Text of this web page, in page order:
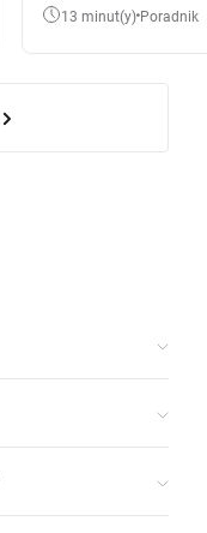
13 minut(y) Poradnik